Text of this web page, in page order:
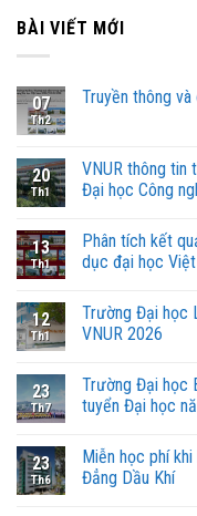
BÀI VIẾT MỚI
07
Th2
Truyền thông
20
Th1
VNUR thông tin
Đại học Công
13
Th1
Phân tích kết
dục đại học
12
Th1
Trường Đại học
VNUR 2026
23
Th7
Trường Đại học
tuyển Đại học
23
Th6
Miễn học phí
Đẳng Dầu Khí